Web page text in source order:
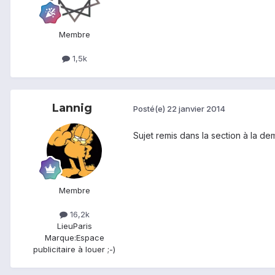
Membre
1,5k
Lannig
Membre
16,2k
LieuParis
Marque:Espace
publicitaire à louer ;-)
Posté(e) 22 janvier 2014
Sujet remis dans la section à la